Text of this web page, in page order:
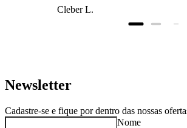
prazo, super bem
Cleber L.
Newsletter
Cadastre-se e fique por dentro das nossas
Nome